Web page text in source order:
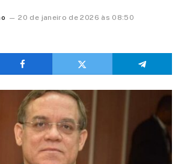
20 de janeiro de 2026 às 08:50